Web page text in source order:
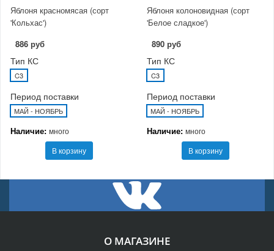
Яблоня красномясая (сорт
'Кольхас')
886 руб
Тип КС
C3
Период поставки
МАЙ - НОЯБРЬ
Наличие: много
В корзину
Яблоня колоновидная (сорт
'Белое сладкое')
890 руб
Тип КС
C3
Период поставки
МАЙ - НОЯБРЬ
Наличие: много
В корзину
О МАГАЗИНЕ